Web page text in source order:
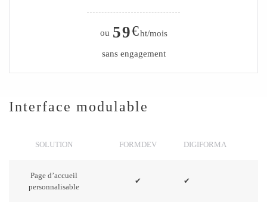
ou 59€ht/mois
sans engagement
Interface modulable
SOLUTION FORMDEV DIGIFORMA
Page d’accueil
personnalisable
✔ ✔